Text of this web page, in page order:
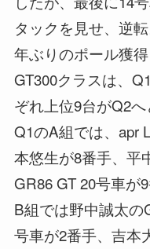
タックを見せ、逆
年ぶりのポール獲得
GT300クラスは、
ぞれ上位9台がQ2へ
Q1のA組では、apr
本悠生が8番手、平
GR86 GT 20号車が
B組では野中誠太の
号車が2番手、吉本